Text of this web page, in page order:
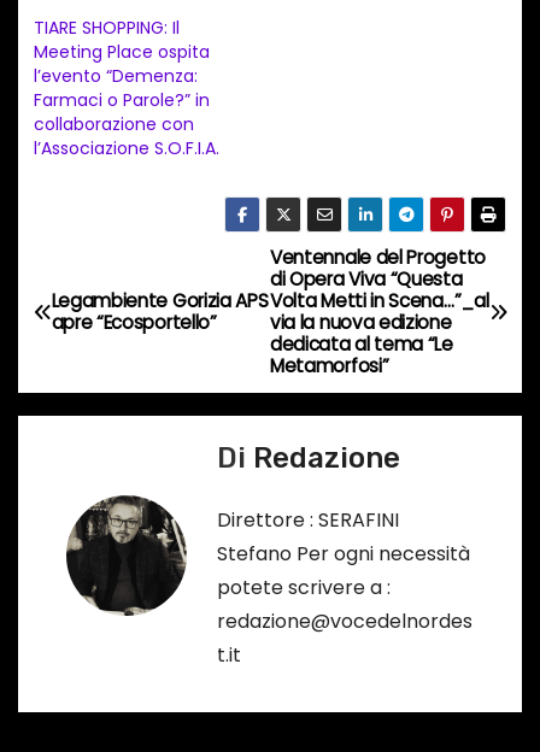
t
o
i
n
o
TIARE SHOPPING: Il
Meeting Place ospita
l’evento “Demenza:
Farmaci o Parole?” in
collaborazione con
l’Associazione S.O.F.I.A.
a
i
n
Ventennale del Progetto
di Opera Viva “Questa
Volta Metti in Scena…”_al
via la nuova edizione
dedicata al tema “Le
Metamorfosi”
Legambiente Gorizia APS
apre “Ecosportello”
Di Redazione
Direttore : SERAFINI
Stefano Per ogni necessità
potete scrivere a :
redazione@vocedelnordes
t.it